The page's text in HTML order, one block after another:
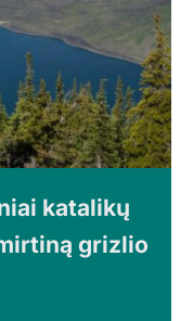
katalikų
grizlio